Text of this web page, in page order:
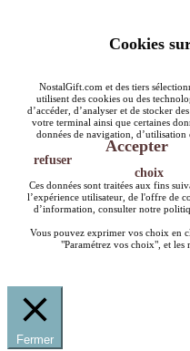
Cookies
NostalGift.com et des tiers
utilisent des cookies ou des
d’accéder, d’analyser et de stocker
votre terminal ainsi que certaines
données de navigation,
Accepter
refuser
choix
Ces données sont traitées aux fins
l’expérience utilisateur, de l'offre de
d’information, consulter notre
Vous pouvez exprimer vos choix en
"Paramétrez vos choix", et les
Fermer